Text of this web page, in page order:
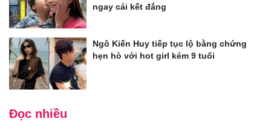
ngay cái kết đắng
Ngô Kiến Huy tiếp tục lộ bằng chứng
hẹn hò với hot girl kém 9 tuổi
Đọc nhiều